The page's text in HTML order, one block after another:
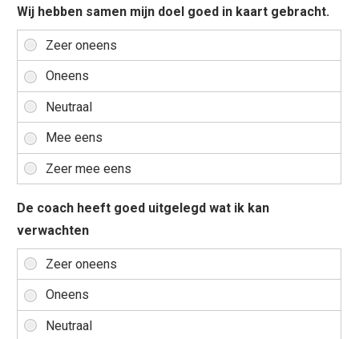
Wij hebben samen mijn doel goed in kaart gebracht.
De coach heeft goed uitgelegd wat ik kan
verwachten